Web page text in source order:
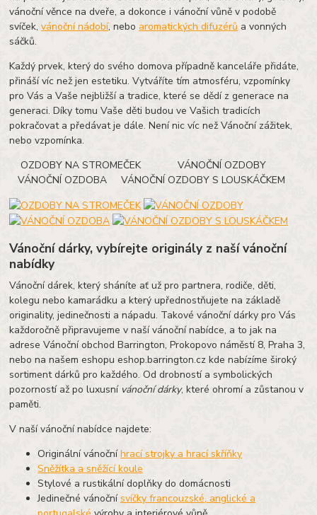
vánoční věnce na dveře, a dokonce i vánoční vůně v podobě
svíček,vánoční nádobí, nebo aromatických difuzérů a vonných
sáčků.
Každý prvek, který do svého domova případně kanceláře přidáte,
přináší víc než jen estetiku. Vytváříte tím atmosféru, vzpomínky
pro Vás a Vaše nejbližší a tradice, které se dědí z generace na
generaci. Díky tomu Vaše děti budou ve Vašich tradicích
pokračovat a předávat je dále. Není nic víc než Vánoční zážitek,
nebo vzpomínka.
OZDOBY NA STROMEČEK VÁNOČNÍ OZDOBY
VÁNOČNÍ OZDOBA VÁNOČNÍ OZDOBY S LOUSKÁČKEM
Vánoční dárky, vybírejte originály z naší vánoční
nabídky
Vánoční dárek, který sháníte ať už pro partnera, rodiče, děti,
kolegu nebo kamarádku a který upřednostňujete na základě
originality, jedinečnosti a nápadu. Takové vánoční dárky pro Vás
každoročně připravujeme v naší vánoční nabídce, a to jak na
adrese Vánoční obchod Barrington, Prokopovo náměstí 8, Praha 3,
nebo na našem eshopu eshop.barrington.cz kde nabízíme široký
sortiment dárků pro každého. Od drobností a symbolických
pozorností až po luxusní vánoční dárky, které ohromí a zůstanou v
paměti.
V naší vánoční nabídce najdete:
Originální vánočníhrací strojky a hrací skříňky
Sněžítka a sněžící koule
Stylové a rustikální doplňky do domácnosti
Jedinečné vánočnísvíčky francouzské, anglické a